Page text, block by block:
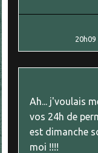
20h09
Ah... j'voulais
vos 24h de
est dimanche
moi !!!!